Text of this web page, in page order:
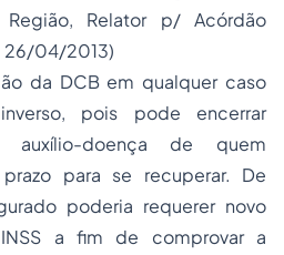
Relator p/ Acórdão
26/04/2013)
da DCB em qualquer caso
pois pode encerrar
auxílio-doença de quem
para se recuperar. De
poderia requerer novo
a fim de comprovar a